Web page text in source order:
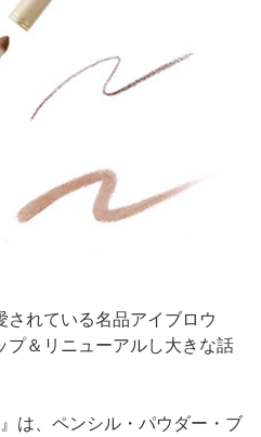
れている名品アイブロウ
＆リニューアルし大きな話
は、ペンシル・パウダー・ブ